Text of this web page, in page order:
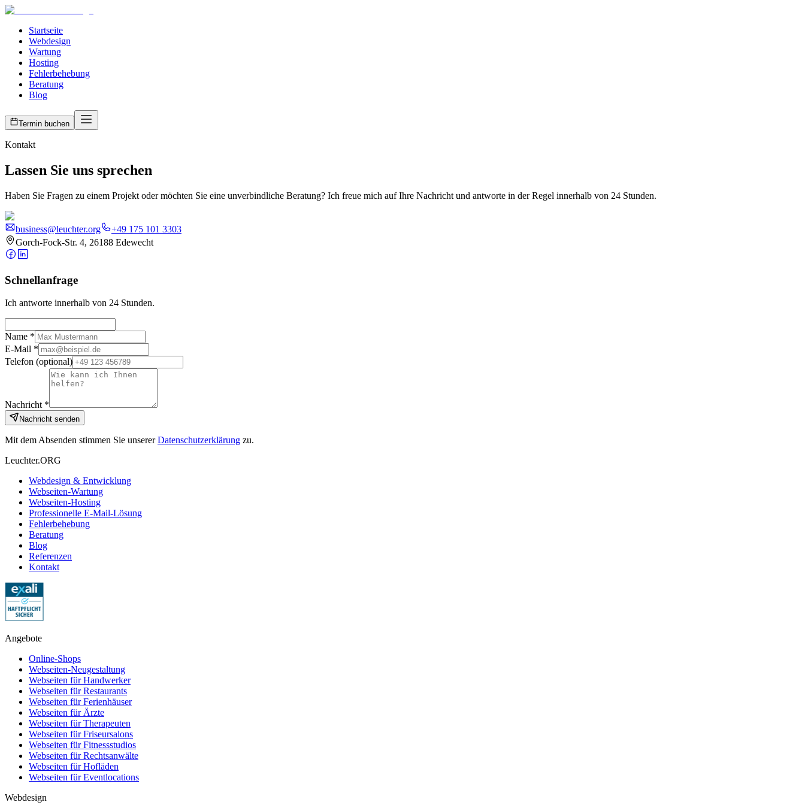
Startseite
Webdesign
Wartung
Hosting
Fehlerbehebung
Beratung
Blog
Termin buchen
Kontakt
Lassen Sie uns sprechen
Haben Sie Fragen zu einem Projekt oder möchten Sie eine unverbindliche Beratung? Ich freue mich auf Ihre Nachricht und antworte in der Regel innerhalb von 24 Stunden.
business@leuchter.org
+49 175 101 3303
Gorch-Fock-Str. 4, 26188 Edewecht
Schnellanfrage
Ich antworte innerhalb von 24 Stunden.
Name *
E-Mail *
Telefon (optional)
Nachricht *
Nachricht senden
Mit dem Absenden stimmen Sie unserer Datenschutzerklärung zu.
Leuchter.ORG
Webdesign & Entwicklung
Webseiten-Wartung
Webseiten-Hosting
Professionelle E-Mail-Lösung
Fehlerbehebung
Beratung
Blog
Referenzen
Kontakt
Angebote
Online-Shops
Webseiten-Neugestaltung
Webseiten für Handwerker
Webseiten für Restaurants
Webseiten für Ferienhäuser
Webseiten für Ärzte
Webseiten für Therapeuten
Webseiten für Friseursalons
Webseiten für Fitnessstudios
Webseiten für Rechtsanwälte
Webseiten für Hofläden
Webseiten für Eventlocations
Webdesign